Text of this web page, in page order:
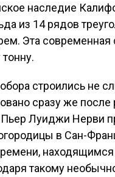
наследие
из 14 рядов
Эта современная
строились не
сразу же
Пьер Луиджи Нерви
в Сан-
находящимся
такому